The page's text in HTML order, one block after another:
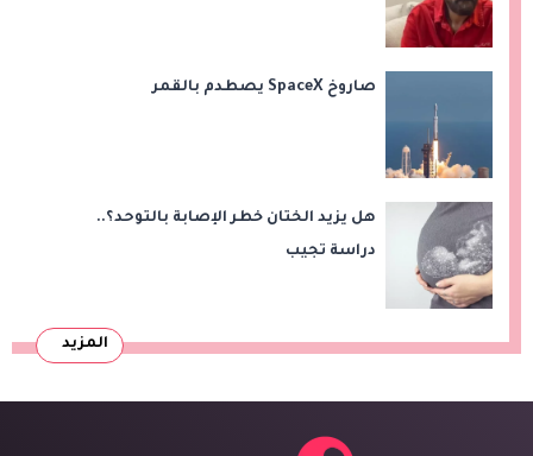
صاروخ SpaceX يصطدم بالقمر
هل يزيد الختان خطر الإصابة بالتوحد؟..
دراسة تجيب
المزيد